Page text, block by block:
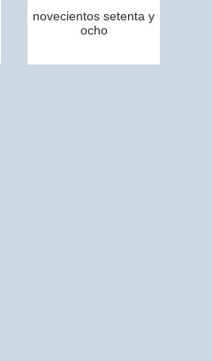
novecientos setenta y
ocho